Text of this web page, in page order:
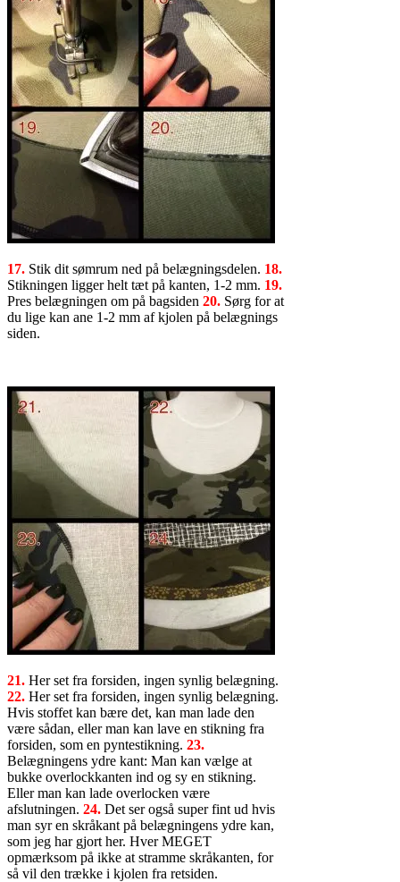
17. Stik dit sømrum ned på belægningsdelen. 18.
Stikningen ligger helt tæt på kanten, 1-2 mm. 19.
Pres belægningen om på bagsiden 20. Sørg for at
du lige kan ane 1-2 mm af kjolen på belægnings
siden.
21. Her set fra forsiden, ingen synlig belægning.
22. Her set fra forsiden, ingen synlig belægning.
Hvis stoffet kan bære det, kan man lade den
være sådan, eller man kan lave en stikning fra
forsiden, som en pyntestikning. 23.
Belægningens ydre kant: Man kan vælge at
bukke overlockkanten ind og sy en stikning.
Eller man kan lade overlocken være
afslutningen. 24. Det ser også super fint ud hvis
man syr en skråkant på belægningens ydre kan,
som jeg har gjort her. Hver MEGET
opmærksom på ikke at stramme skråkanten, for
så vil den trække i kjolen fra retsiden.